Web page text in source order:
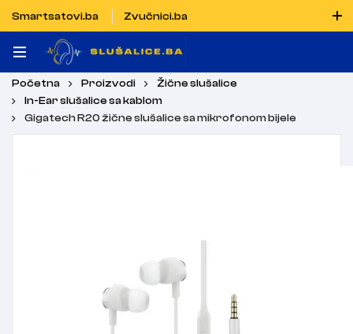
Smartsatovi.ba
Zvučnici.ba
Naručiti možete i porukom putem Vibera i WhatsAppa
Početna Proizvodi
Žične slušalice
In-Ear slušalice sa kablom
Gigatech R20 žične slušalice sa mikrofonom bijele